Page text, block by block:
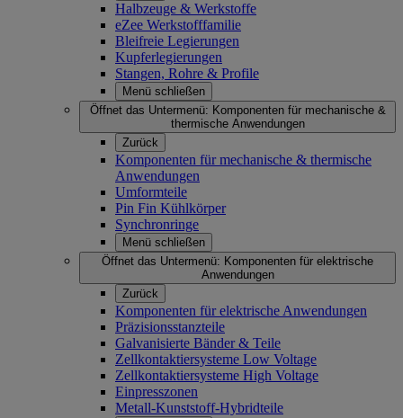
Halbzeuge & Werkstoffe
eZee Werkstofffamilie
Bleifreie Legierungen
Kupferlegierungen
Stangen, Rohre & Profile
Menü schließen
Öffnet das Untermenü: Komponenten für mechanische &
thermische Anwendungen
Zurück
Komponenten für mechanische & thermische
Anwendungen
Umformteile
Pin Fin Kühlkörper
Synchronringe
Menü schließen
Öffnet das Untermenü: Komponenten für elektrische
Anwendungen
Zurück
Komponenten für elektrische Anwendungen
Präzisionsstanzteile
Galvanisierte Bänder & Teile
Zellkontaktiersysteme Low Voltage
Zellkontaktiersysteme High Voltage
Einpresszonen
Metall-Kunststoff-Hybridteile